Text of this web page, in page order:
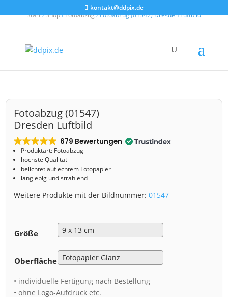
kontakt@ddpix.de
Start/Shop/Fotoabzug/ Fotoabzug (01547) Dresden Luftbild
Fotoabzug (01547)
Dresden Luftbild
679 Bewertungen
Produktart: Fotoabzug
höchste Qualität
belichtet auf echtem Fotopapier
langlebig und strahlend
Weitere Produkte mit der Bildnummer:01547
Größe
Oberfläche
• individuelle Fertigung nach Bestellung
• ohne Logo-Aufdruck etc.